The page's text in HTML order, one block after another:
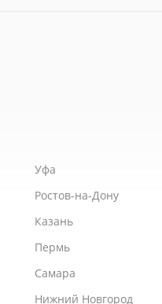
Уфа
Ростов-на-Дону
Казань
Пермь
Самара
Нижний Новгород